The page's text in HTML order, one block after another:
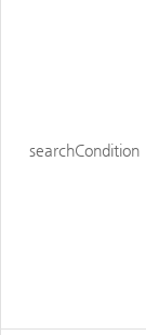
searchCondition